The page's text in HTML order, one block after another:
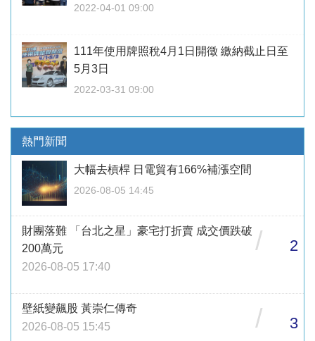
2022-04-01 09:00
111年使用牌照稅4月1日開徵 繳納截止日至
5月3日
2022-03-31 09:00
熱門新聞
大幅去槓桿 日電貿有166%補漲空間
2026-08-05 14:45
財團落難 「台北之星」豪宅打折賣 成交價跌破
200萬元
2026-08-05 17:40
/ 2
壁紙變飆股 黃崇仁傳奇
2026-08-05 15:45
/ 3